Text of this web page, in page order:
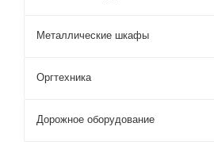
Металлические шкафы
Оргтехника
Дорожное оборудование